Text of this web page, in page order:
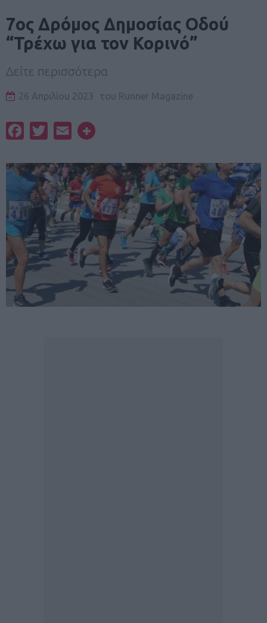
7ος Δρόμος Δημοσίας Οδού
“Τρέχω για τον Κορινό”
Δείτε περισσότερα
26 Απριλίου 2023 του Runner Magazine
FacebookTwitterEmail